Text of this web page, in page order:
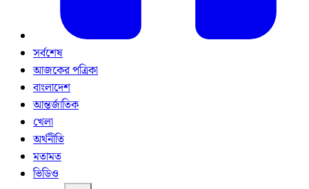
সর্বশেষ
আজকের পত্রিকা
বাংলাদেশ
আন্তর্জাতিক
খেলা
অর্থনীতি
মতামত
ভিডিও